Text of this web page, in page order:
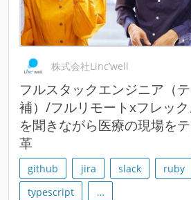
株式会社Linc’well
フルスタックエンジニア（
補）/フルリモートxフレッ
を聞きながら医療の現場を
革
github jira slack ruby
typescript
…